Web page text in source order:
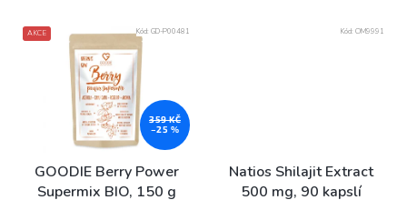
AKCE
359 KČ
–25 %
GOODIE Berry Power
Supermix BIO, 150 g
Kód: GD-P00481
Natios Shilajit Extract
500 mg, 90 kapslí
Kód: OM9991